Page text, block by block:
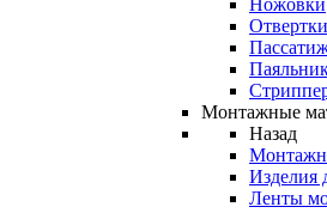
Ножовки
Отвертки
Монтажные
Назад
Изделия
Ленты